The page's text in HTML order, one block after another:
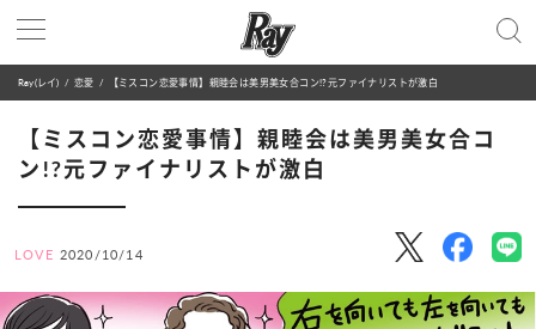
Ray(レイ) 恋愛 【ミスコン恋愛事情】親睦会は美男美女合コン!?元ファイナリストが激白
【ミスコン恋愛事情】親睦会は美男美女合コ
ン!?元ファイナリストが激白
LOVE 2020/10/14